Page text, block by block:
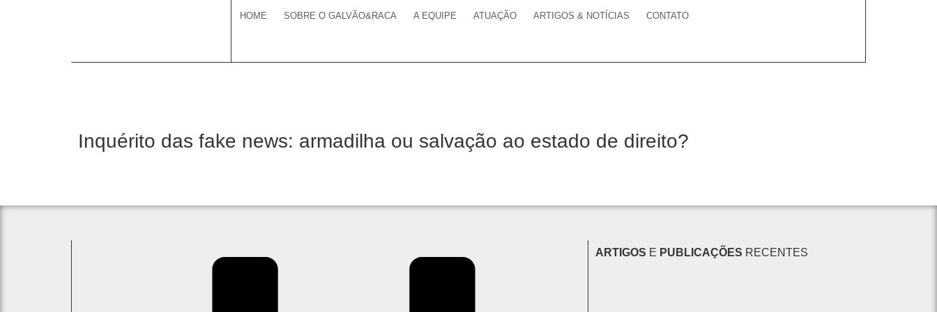
HOME SOBRE O GALVÃO&RACA A EQUIPE ATUAÇÃO ARTIGOS & NOTÍCIAS CONTATO
Inquérito das fake news: armadilha ou salvação ao estado de direito?
ARTIGOS E PUBLICAÇÕES RECENTES